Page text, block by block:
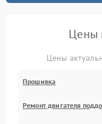
Цены
Цены
Прошивка
Ремонт двигателя